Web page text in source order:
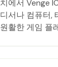
에서 Venge
서나 컴퓨터,
활한 게임 플